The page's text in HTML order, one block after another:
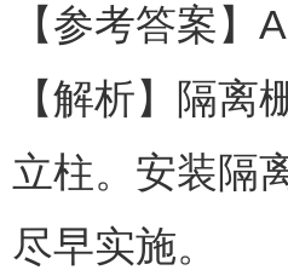
【参考答案】A
【解析】隔
立柱。安装隔
尽早实施。